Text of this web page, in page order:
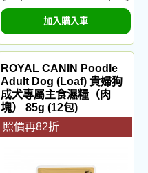
加入購入車
ROYAL CANIN Poodle
Adult Dog (Loaf) 貴婦狗
成犬專屬主食濕糧（肉
塊） 85g (12包)
照價再82折